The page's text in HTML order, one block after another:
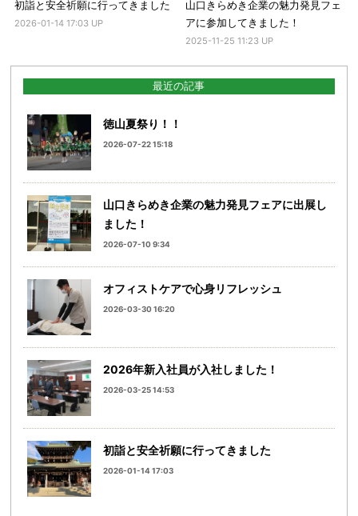
初詣と安全祈願に行ってきました
2026-01-14 17:03 UP
山口きらめき企業の魅力発見フェ
アに参加してきました！
2025-11-25 11:23 UP
最近の記事
徳山夏祭り！！
2026-07-22 15:18
山口きらめき企業の魅力発見フェアに出展し
ました！
2026-07-10 9:34
オフィストケアで心身リフレッシュ
2026-03-30 16:20
2026年新入社員が入社しました！
2026-03-25 14:53
初詣と安全祈願に行ってきました
2026-01-14 17:03